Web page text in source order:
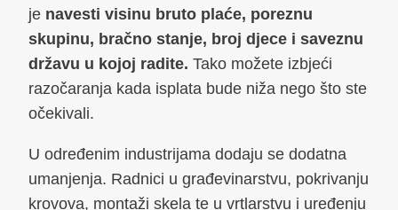
je navesti visinu bruto plaće, poreznu
skupinu, bračno stanje, broj djece i saveznu
državu u kojoj radite. Tako možete izbjeći
razočaranja kada isplata bude niža nego što ste
očekivali.
U određenim industrijama dodaju se dodatna
umanjenja. Radnici u građevinarstvu, pokrivanju
krovova, montaži skela te u vrtlarstvu i uređenju